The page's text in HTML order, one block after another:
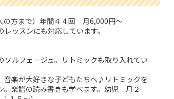
の方まで）年間４４回 月6,000円～
ッスンにも対応しています。
ェージュ。リトミックも取り入れてい
大好きな子どもたちへ♪リトミックを
。楽譜の読み書きも学べます。幼児 月２